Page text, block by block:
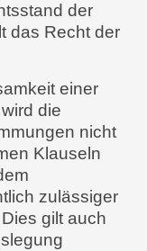
der
das Recht der
einer
die
nicht
Klauseln
zulässiger
gilt auch